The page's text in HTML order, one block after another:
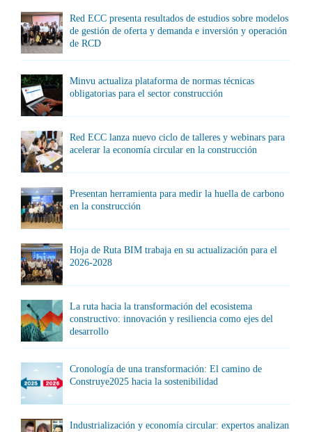
Red ECC presenta resultados de estudios sobre modelos
de gestión de oferta y demanda e inversión y operación
de RCD
Minvu actualiza plataforma de normas técnicas
obligatorias para el sector construcción
Red ECC lanza nuevo ciclo de talleres y webinars para
acelerar la economía circular en la construcción
Presentan herramienta para medir la huella de carbono
en la construcción
Hoja de Ruta BIM trabaja en su actualización para el
2026-2028
La ruta hacia la transformación del ecosistema
constructivo: innovación y resiliencia como ejes del
desarrollo
Cronología de una transformación: El camino de
Construye2025 hacia la sostenibilidad
Industrialización y economía circular: expertos analizan